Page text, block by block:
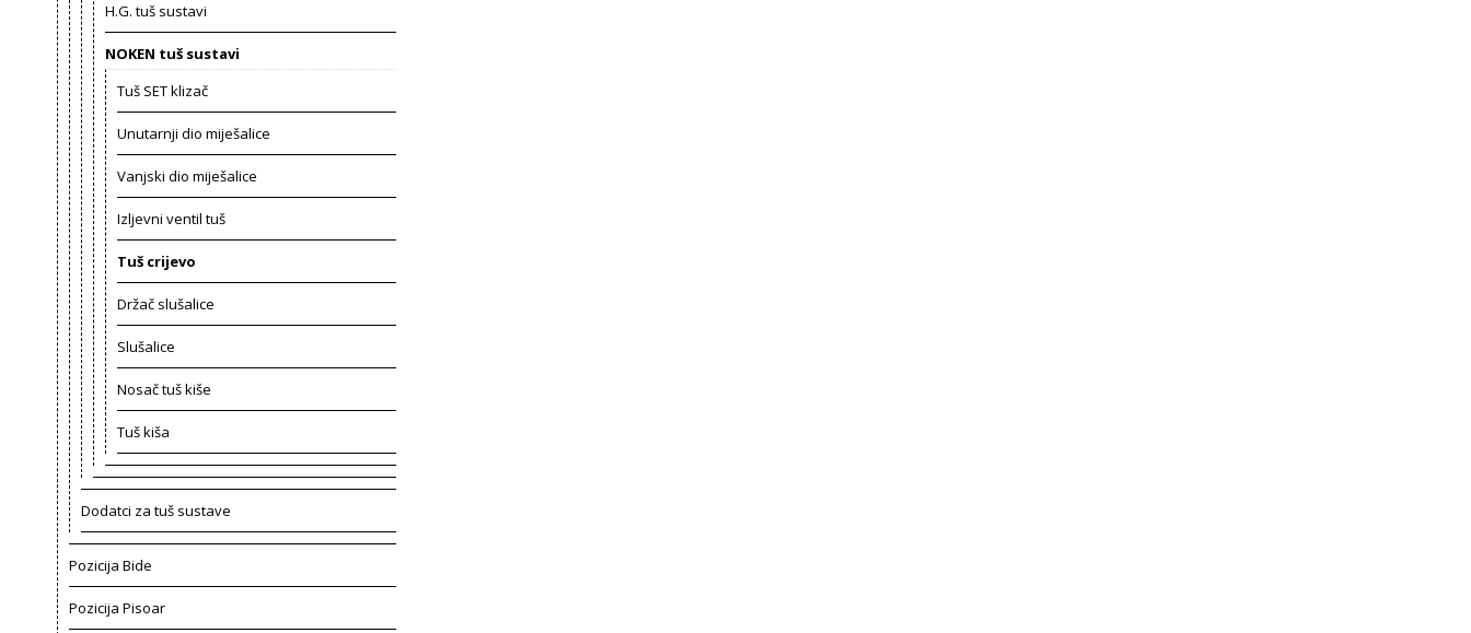
H.G. tuš sustavi
NOKEN tuš sustavi
Tuš SET klizač
Unutarnji dio miješalice
Vanjski dio miješalice
Izljevni ventil tuš
Tuš crijevo
Držač slušalice
Slušalice
Nosač tuš kiše
Tuš kiša
Dodatci za tuš sustave
Pozicija Bide
Pozicija Pisoar